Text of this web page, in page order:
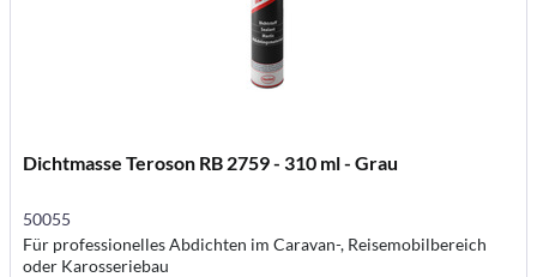
Dichtmasse Teroson RB 2759 - 310 ml - Grau
50055
Für professionelles Abdichten im Caravan-, Reisemobilbereich
oder Karosseriebau